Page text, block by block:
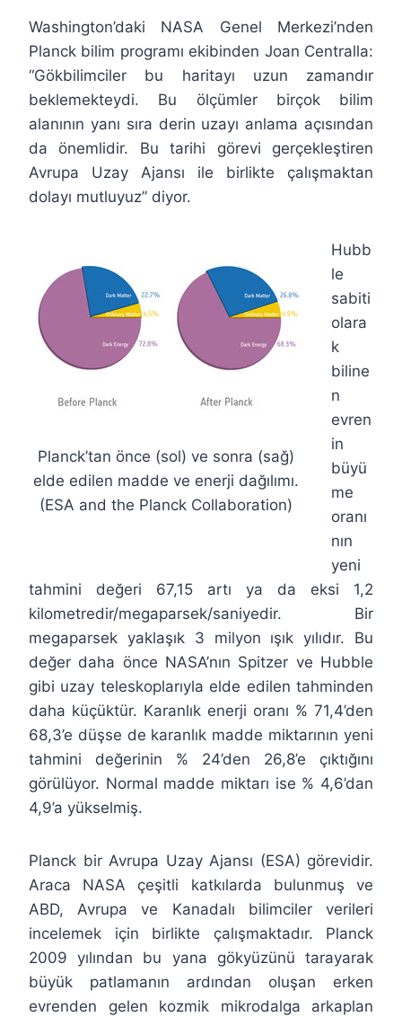
Washington’daki NASA Genel Merkezi’nden
Planck bilim programı ekibinden Joan Centralla:
“Gökbilimciler bu haritayı uzun zamandır
beklemekteydi. Bu ölçümler birçok bilim
alanının yanı sıra derin uzayı anlama açısından
da önemlidir. Bu tarihi görevi gerçekleştiren
Avrupa Uzay Ajansı ile birlikte çalışmaktan
dolayı mutluyuz” diyor.
Planck’tan önce (sol) ve sonra (sağ)
elde edilen madde ve enerji dağılımı.
(ESA and the Planck Collaboration)
Hubb
le
sabiti
olara
k
biline
n
evren
in
büyü
me
oranı
nın
yeni
tahmini değeri 67,15 artı ya da eksi 1,2
kilometredir/megaparsek/saniyedir. Bir
megaparsek yaklaşık 3 milyon ışık yılıdır. Bu
değer daha önce NASA’nın Spitzer ve Hubble
gibi uzay teleskoplarıyla elde edilen tahminden
daha küçüktür. Karanlık enerji oranı % 71,4’den
68,3’e düşse de karanlık madde miktarının yeni
tahmini değerinin % 24’den 26,8’e çıktığını
görülüyor. Normal madde miktarı ise % 4,6’dan
4,9’a yükselmiş.
Planck bir Avrupa Uzay Ajansı (ESA) görevidir.
Araca NASA çeşitli katkılarda bulunmuş ve
ABD, Avrupa ve Kanadalı bilimciler verileri
incelemek için birlikte çalışmaktadır. Planck
2009 yılından bu yana gökyüzünü tarayarak
büyük patlamanın ardından oluşan erken
evrenden gelen kozmik mikrodalga arkaplan